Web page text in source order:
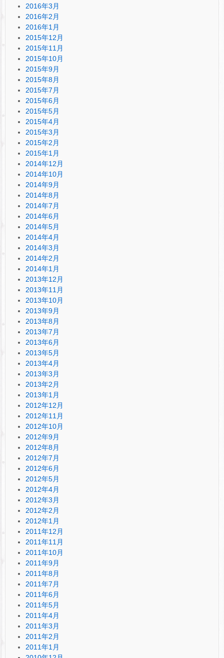
2016年3月
2016年2月
2016年1月
2015年12月
2015年11月
2015年10月
2015年9月
2015年8月
2015年7月
2015年6月
2015年5月
2015年4月
2015年3月
2015年2月
2015年1月
2014年12月
2014年10月
2014年9月
2014年8月
2014年7月
2014年6月
2014年5月
2014年4月
2014年3月
2014年2月
2014年1月
2013年12月
2013年11月
2013年10月
2013年9月
2013年8月
2013年7月
2013年6月
2013年5月
2013年4月
2013年3月
2013年2月
2013年1月
2012年12月
2012年11月
2012年10月
2012年9月
2012年8月
2012年7月
2012年6月
2012年5月
2012年4月
2012年3月
2012年2月
2012年1月
2011年12月
2011年11月
2011年10月
2011年9月
2011年8月
2011年7月
2011年6月
2011年5月
2011年4月
2011年3月
2011年2月
2011年1月